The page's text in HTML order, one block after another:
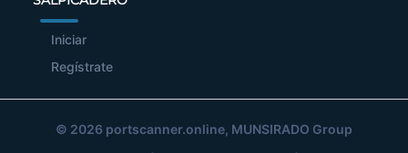
Iniciar
Regístrate
© 2026 portscanner.online, MUNSIRADO Group